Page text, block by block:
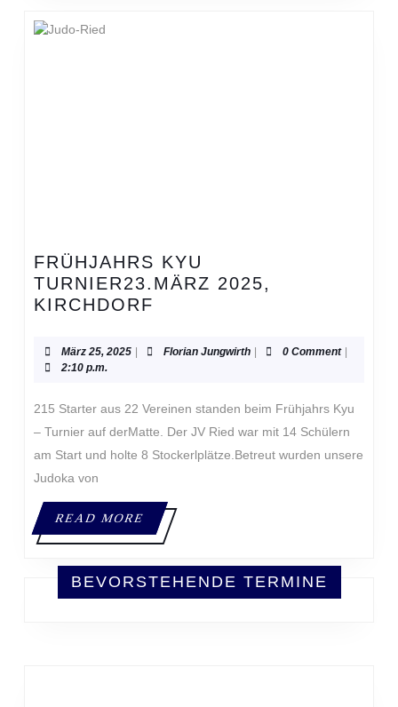
FRÜHJAHRS KYU
TURNIER23.MÄRZ 2025,
KIRCHDORF
TURNIER23.MÄRZ
März 25, 2025März
| Florian JungwirthFlorian
| 0 Comment |
2:10 p.m.
215 Starter aus 22 Vereinen standen beim Frühjahrs Kyu
– Turnier auf derMatte. Der JV Ried war mit 14 Schülern
am Start und holte 8 Stockerlplätze.Betreut wurden unsere
Judoka von
READ MOREREAD
MORE
BEVORSTEHENDE TERMINE